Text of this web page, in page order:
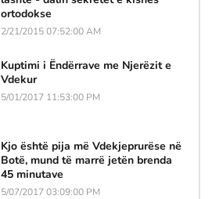
ortodokse
2/21/2015 07:52:00 AM
Kuptimi i Ëndërrave me Njerëzit e
Vdekur
5/01/2017 11:53:00 PM
Kjo është pija më Vdekjeprurëse në
Botë, mund të marrë jetën brenda
45 minutave
5/07/2017 03:09:00 PM